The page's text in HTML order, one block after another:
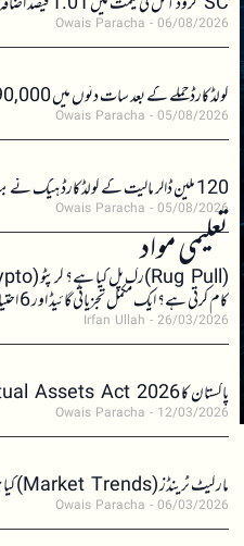
Owais Paracha 06/08/2026
کولڈکارڈ حملے کے بعد سات دنوں میں 890,000 بٹ کوائن کی منتقلی
Owais Paracha 05/08/2026
120 ملین ڈالر مالیت کے کولڈکارڈ ہیک نے بٹ کوائن کی میموری پول میں ہلچل مچا دی
Owais Paracha 05/08/2026
تعلیمی مواد
کام کرتی ہے؟ ایک مکمل تجزیاتی گائیڈ اور 6 احتیاطی تدابیر
Irfan Ullah 26/03/2026
پاکستان کا Virtual Assets Act 2026 – جائزہ
Owais Paracha 12/03/2026
مارکیٹ ٹرینڈز (Market Trends) کیا ہوتے ہیں؟ 4 موونگ ایوریج ٹولز
Owais Paracha 06/03/2026